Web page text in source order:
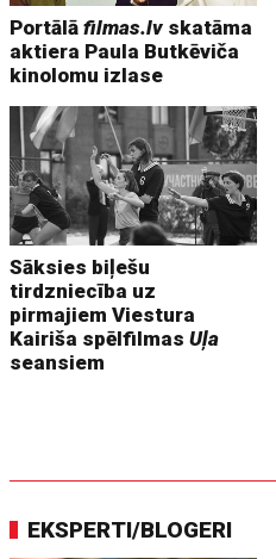
Portālāfilmas.lv skatāma
aktiera Paula Butkēviča
kinolomu izlase
Sāksies biļešu
tirdzniecība uz
pirmajiem Viestura
Kairiša spēlfilmasUļa
seansiem
EKSPERTI/BLOGERI